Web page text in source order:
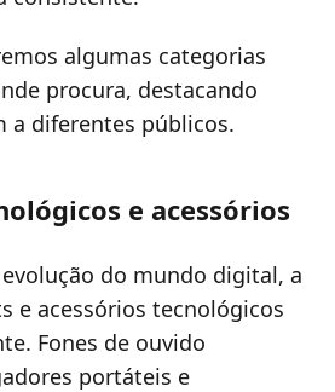
algumas categorias
procura, destacando
a diferentes públicos.
e acessórios
do mundo digital, a
e acessórios tecnológicos
Fones de ouvido
portáteis e